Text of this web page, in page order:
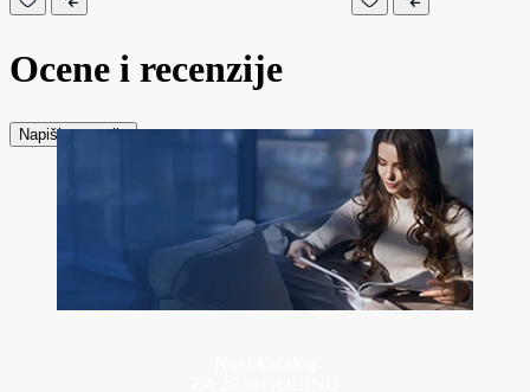
Ocene i recenzije
Napiši recenziju